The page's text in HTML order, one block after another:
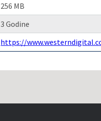
256 MB
3 Godine
https://